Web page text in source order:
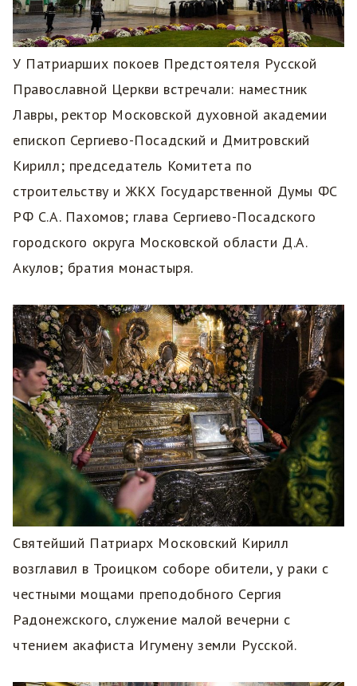
У Патриарших покоев Предстоятеля Русской
Православной Церкви встречали: наместник
Лавры, ректор Московской духовной академии
епископ Сергиево-Посадский и Дмитровский
Кирилл; председатель Комитета по
строительству и ЖКХ Государственной Думы ФС
РФ С.А. Пахомов; глава Сергиево-Посадского
городского округа Московской области Д.А.
Акулов; братия монастыря.
Святейший Патриарх Московский Кирилл
возглавил в Троицком соборе обители, у раки с
честными мощами преподобного Сергия
Радонежского, служение малой вечерни с
чтением акафиста Игумену земли Русской.